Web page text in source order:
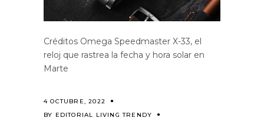
Créditos Omega Speedmaster X-33, el
reloj que rastrea la fecha y hora solar en
Marte
4 OCTUBRE, 2022
BY EDITORIAL LIVING TRENDY